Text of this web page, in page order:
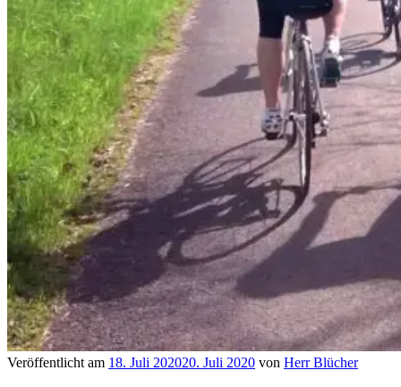
Veröffentlicht am 18. Juli 202020. Juli 2020 von Herr Blücher